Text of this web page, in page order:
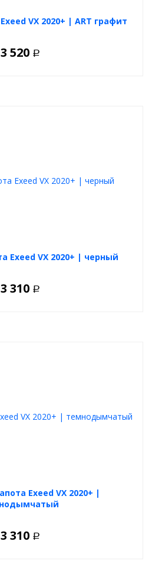
VX 2020+ | ART графит
3 520 Р
Exeed VX 2020+ | черный
3 310 Р
Exeed VX 2020+ |
3 310 Р